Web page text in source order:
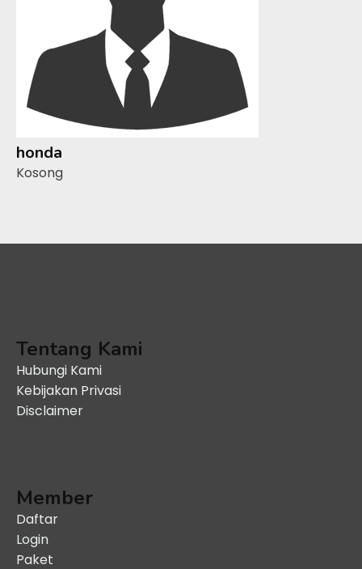
honda
Kosong
Tentang Kami
Hubungi Kami
Kebijakan Privasi
Disclaimer
Member
Daftar
Login
Paket